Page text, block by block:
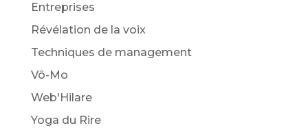
Entreprises
Révélation de la voix
Techniques de management
Vô-Mo
Web'Hilare
Yoga du Rire